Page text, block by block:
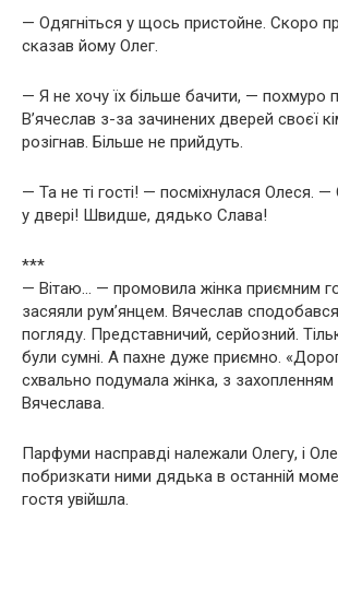
— Одягніться у щось пристойне. Скоро
сказав йому Олег.
— Я не хочу їх більше бачити, — похмуро
В’ячеслав з-за зачинених дверей своєї
розігнав. Більше не прийдуть.
— Та не ті гості! — посміхнулася Олеся.
у двері! Швидше, дядько Слава!
***
— Вітаю… — промовила жінка приємним
засяяли рум’янцем. Вячеслав
погляду. Представничий, серйозний.
були сумні. А пахне дуже приємно.
схвально подумала жінка, з
Вячеслава.
Парфуми насправді належали Олегу, і
побризкати ними дядька в останній
гостя увійшла.